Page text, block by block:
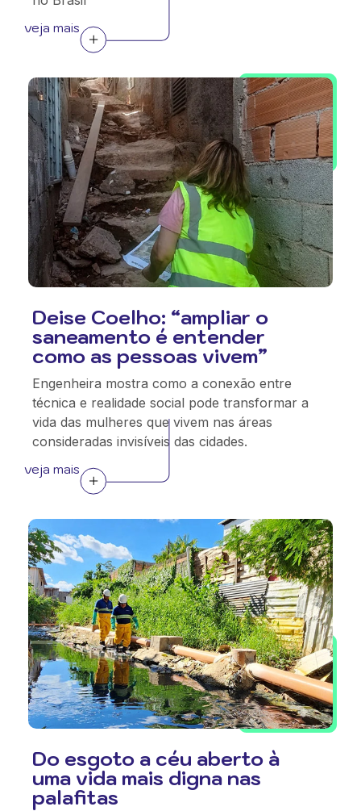
veja mais
Deise Coelho: “ampliar o
saneamento é entender
como as pessoas vivem”
Engenheira mostra como a conexão entre
técnica e realidade social pode transformar a
vida das mulheres que vivem nas áreas
consideradas invisíveis das cidades.
veja mais
Do esgoto a céu aberto à
uma vida mais digna nas
palafitas